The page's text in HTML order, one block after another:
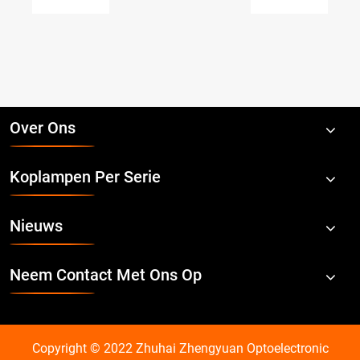
Over Ons
Koplampen Per Serie
Nieuws
Neem Contact Met Ons Op
Copyright © 2022 Zhuhai Zhengyuan Optoelectronic